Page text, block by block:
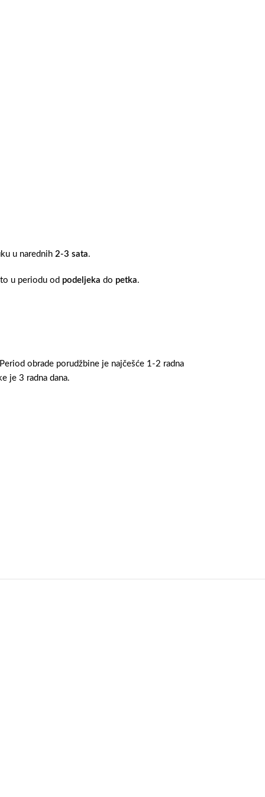
u narednih 2-3 sata.
u periodu od podeljeka do petka.
obrade porudžbine je najčešće 1-2 radna
je 3 radna dana.